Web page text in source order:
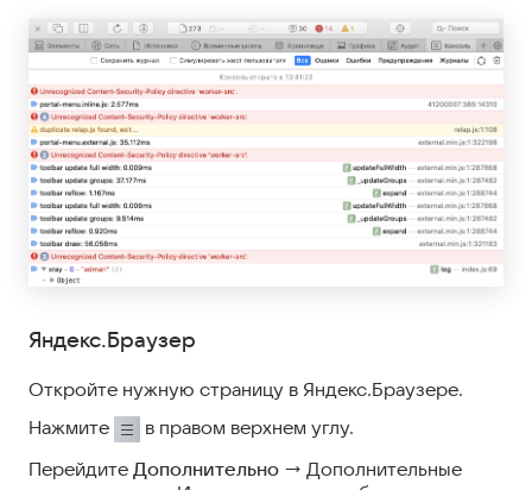
Яндекс.Браузер
Откройте нужную страницу в Яндекс.Браузере.
Нажмите
в правом верхнем углу.
Перейдите Дополнительно → Дополнительные